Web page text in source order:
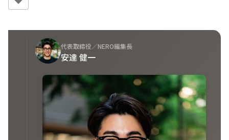
代表取締役／NERO編集長
安達 健一